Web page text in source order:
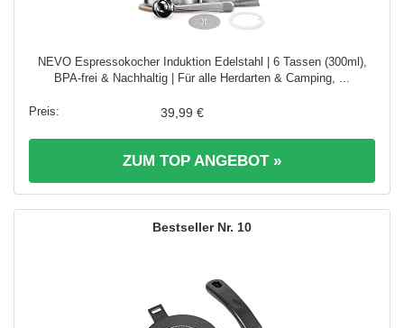
NEVO Espressokocher Induktion Edelstahl | 6 Tassen (300ml),
BPA-frei & Nachhaltig | Für alle Herdarten & Camping, ...
39,99 €
ZUM TOP ANGEBOT »
10